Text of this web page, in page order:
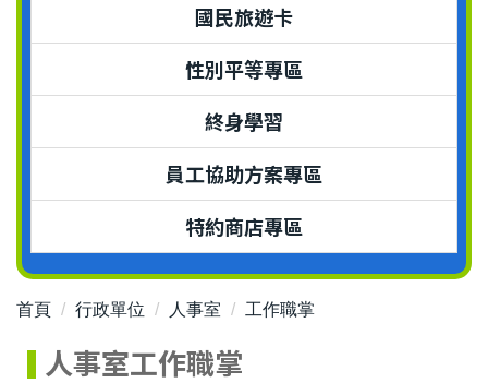
國民旅遊卡
性別平等專區
終身學習
員工協助方案專區
特約商店專區
首頁 行政單位 人事室 工作職掌
人事室工作職掌